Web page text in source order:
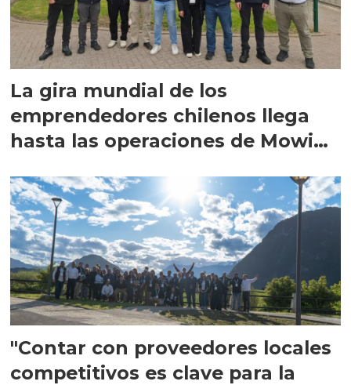
La gira mundial de los
emprendedores chilenos llega
hasta las operaciones de Mowi
"Contar con proveedores locales
competitivos es clave para la